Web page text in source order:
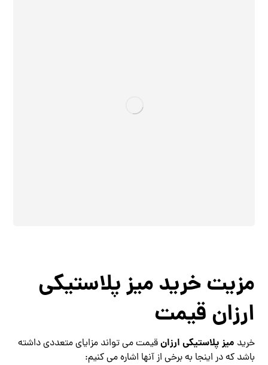
مزیت خرید میز پلاستیکی
ارزان قیمت
خرید میز پلاستیکی ارزانقیمت می‌ تواند مزایای متعددی داشته
باشد که در اینجا به برخی از آنها اشاره می‌ کنیم: